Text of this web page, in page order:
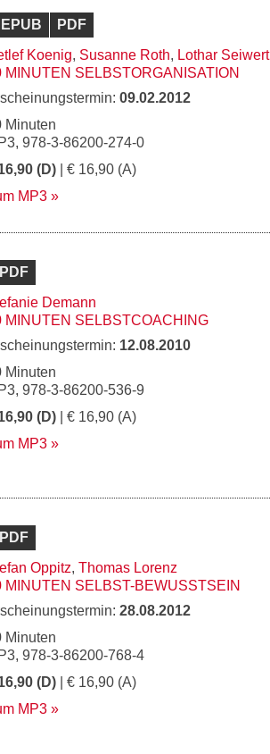
EPUB
PDF
Koenig, Susanne Roth, Lothar Seiwert
MINUTEN SELBSTORGANISATION
09.02.2012
Minuten
978-3-86200-274-0
(D) | € 16,90 (A)
MP3
PDF
Demann
MINUTEN SELBSTCOACHING
12.08.2010
Minuten
978-3-86200-536-9
(D) | € 16,90 (A)
MP3
PDF
Oppitz, Thomas Lorenz
MINUTEN SELBST-BEWUSSTSEIN
28.08.2012
Minuten
978-3-86200-768-4
(D) | € 16,90 (A)
MP3